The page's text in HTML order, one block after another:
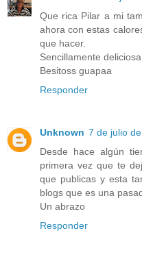
Que rica Pilar a mi
ahora con estas
que hacer.
Sencillamente deliciosa.
Besitoss guapaa
Responder
Unknown 7 de julio
Desde hace algún
primera vez que te
que publicas y esta
blogs que es una
Un abrazo
Responder